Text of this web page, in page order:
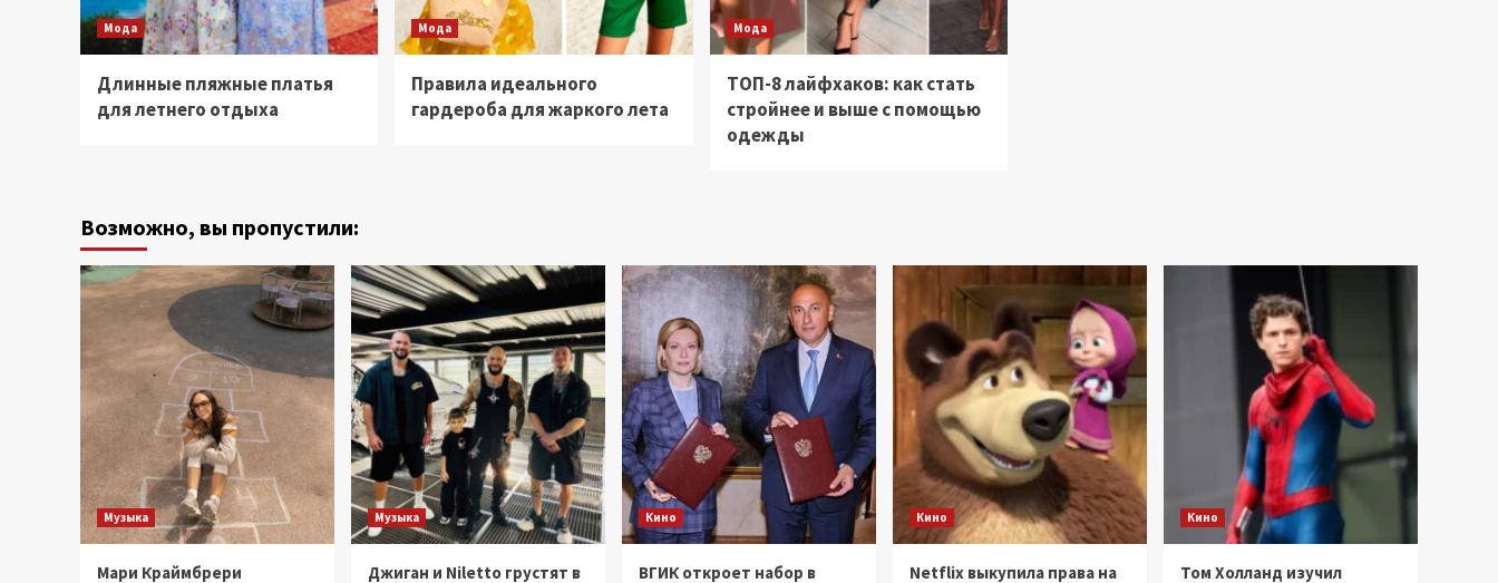
Мода
Длинные пляжные платья
для летнего отдыха
Мода
Правила идеального
гардероба для жаркого лета
Мода
ТОП-8 лайфхаков: как стать
стройнее и выше с помощью
одежды
Возможно, вы пропустили:
Музыка
Мари Краймбрери
Музыка
Джиган и Niletto грустят в
Кино
ВГИК откроет набор в
Кино
Netflix выкупила права на
Кино
Том Холланд изучил